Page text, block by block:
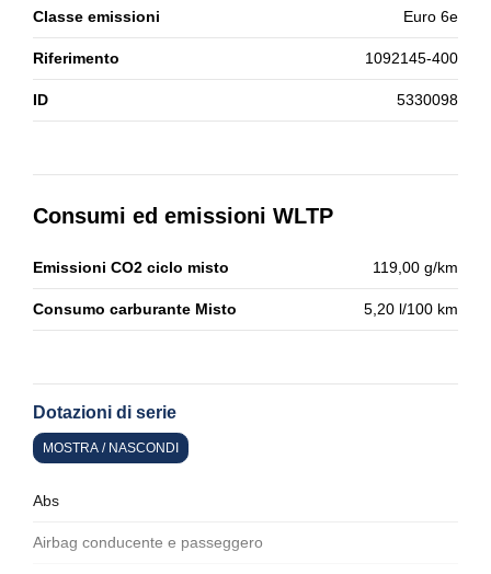
Classe emissioni Euro 6e
Riferimento 1092145-400
ID 5330098
Consumi ed emissioni WLTP
Emissioni CO2 ciclo misto 119,00 g/km
Consumo carburante Misto 5,20 l/100 km
Dotazioni di serie
MOSTRA / NASCONDI
Abs
Airbag conducente e passeggero